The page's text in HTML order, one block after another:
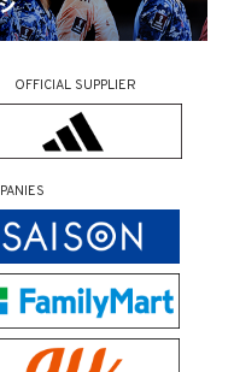
OFFICIAL SUPPLIER